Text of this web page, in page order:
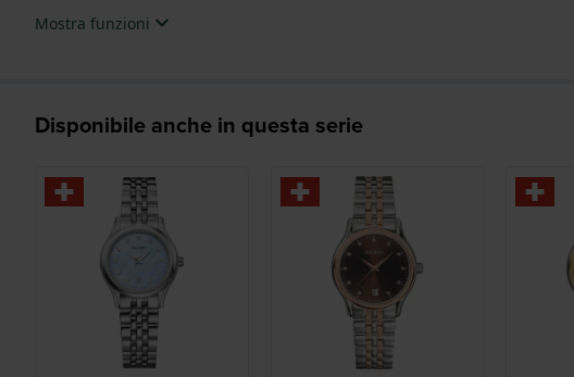
Mostra funzioni
Disponibile anche in questa serie